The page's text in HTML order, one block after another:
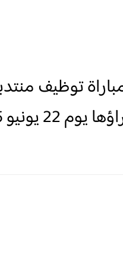
توظيف
يونيو 2025